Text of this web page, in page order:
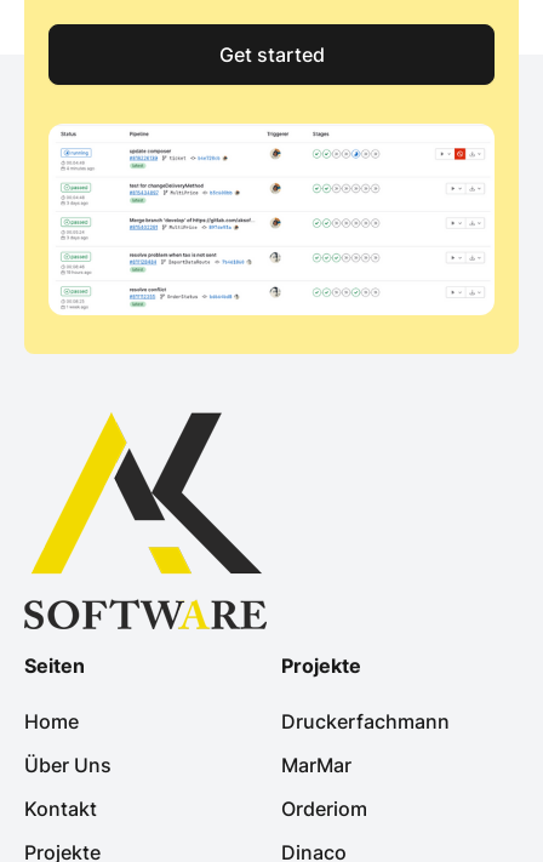
Get started
Seiten
Home
Über Uns
Kontakt
Projekte
Projekte
Druckerfachmann
MarMar
Orderiom
Dinaco